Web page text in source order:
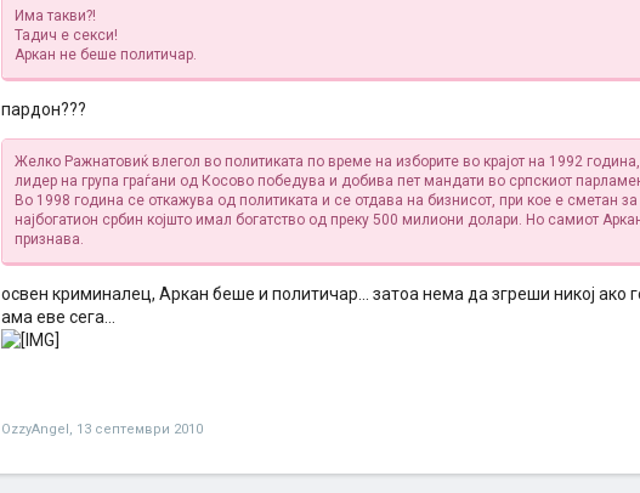
Има такви?!
Тадич е секси!
Аркан не беше политичар.
пардон???
Желко Ражнатовиќ влегол во политиката по време на изборите во крајот на 1992
лидер на група граѓани од Косово победува и добива пет мандати во српскиот
Во 1998 година се откажува од политиката и се отдава на бизнисот, при кое е сметан за
најбогатион србин којшто имал богатство од преку 500 милиони долари. Но самиот
признава.
освен криминалец, Аркан беше и политичар... затоа нема да згреши никој ако
ама еве сега...
OzzyAngel, 13 септември 2010